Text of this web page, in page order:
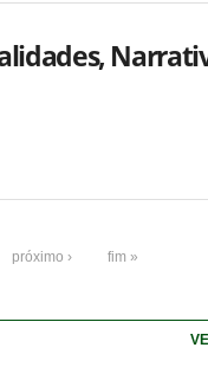
próximo › fim »